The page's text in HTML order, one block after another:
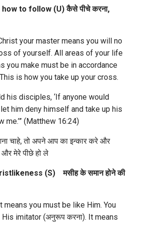
how to follow (U)कैसे पीचे करना,
your master means you will no
of yourself. All areas of your life
you make must be in accordance
is how you take up your cross.
his disciples, ‘If anyone would
him deny himself and take up his
me.’” (Matthew 16:24)
चाहे, तो अपने आप का इन्कार करे और
मेरे पीछे हो ले
(S)मसीह के समान होने की
means you must be like Him. You
imitator (अनुरूप करना). It means